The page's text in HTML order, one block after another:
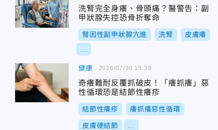
洗腎完全身癢、骨頭痛？醫警告：副
甲狀腺失控恐骨折奪命
腎因性副甲狀腺亢進 洗腎 皮膚癢
健康
奇癢難耐反覆抓破皮！「癢抓癢」惡
性循環恐是結節性癢疹
結節性癢疹 癢抓癢惡性循環
皮膚硬結節
2026/07/30 15:39